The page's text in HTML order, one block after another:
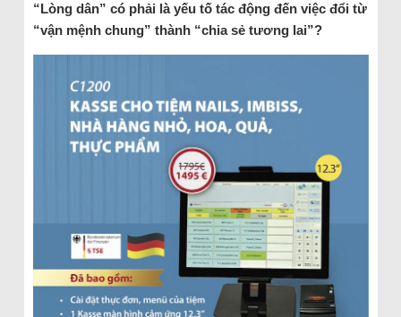
“Lòng dân” có phải là yếu tố tác động đến việc đổi từ
“vận mệnh chung” thành “chia sẻ tương lai”?